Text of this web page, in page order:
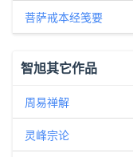
菩萨戒本经笺要
智旭其它作品
周易禅解
灵峰宗论